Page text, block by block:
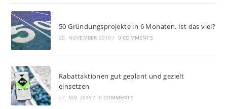
50 Gründungsprojekte in 6 Monaten. Ist das viel?
20. NOVEMBER 2019 / 0 COMMENTS
Rabattaktionen gut geplant und gezielt
einsetzen
27. MAI 2019 / 0 COMMENTS